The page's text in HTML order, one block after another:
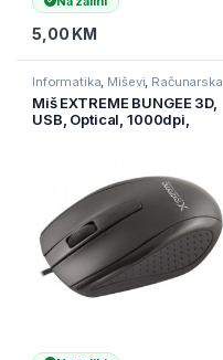
5,00 KM
Informatika, Miševi, Računarska
periferija
Miš EXTREME BUNGEE 3D,
USB, Optical, 1000dpi,